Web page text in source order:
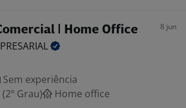
| Home Office 8 jun
Sem experiência
Grau)
Home office